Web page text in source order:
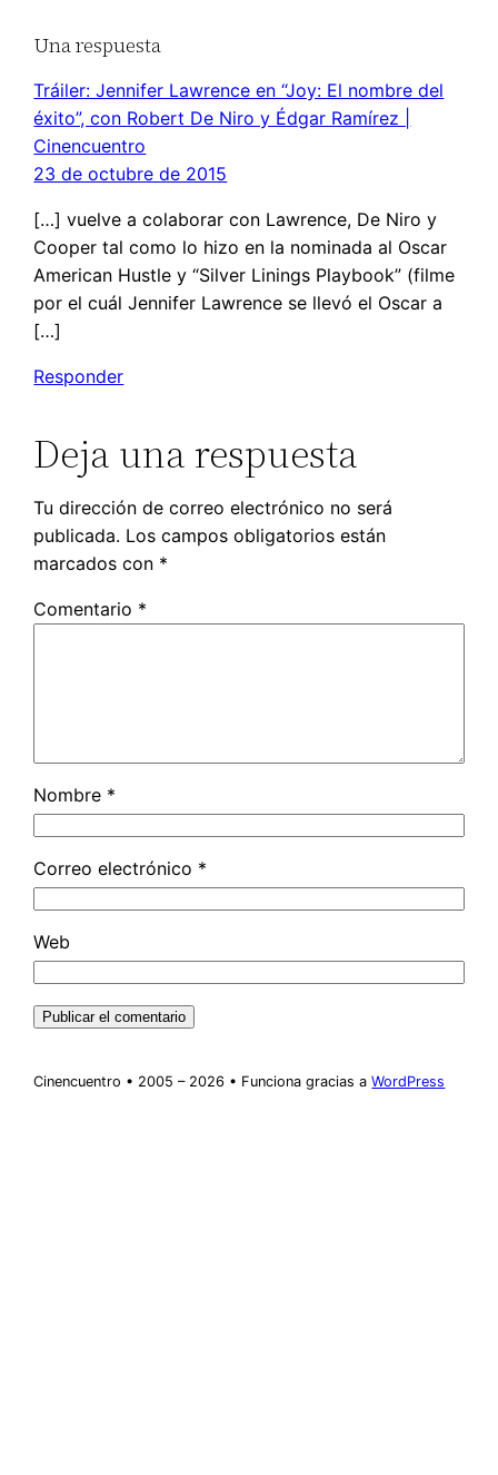
Una respuesta
Tráiler: Jennifer Lawrence en “Joy: El nombre del
éxito”, con Robert De Niro y Édgar Ramírez |
Cinencuentro
23 de octubre de 2015
[…] vuelve a colaborar con Lawrence, De Niro y
Cooper tal como lo hizo en la nominada al Oscar
American Hustle y “Silver Linings Playbook” (filme
por el cuál Jennifer Lawrence se llevó el Oscar a
[…]
Responder
Deja una respuesta
Tu dirección de correo electrónico no será
publicada. Los campos obligatorios están
marcados con *
Comentario *
Nombre *
Correo electrónico *
Web
Cinencuentro • 2005 – 2026 • Funciona gracias aWordPress